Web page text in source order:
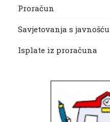
Proračun
Savjetovanja s javnošću
Isplate iz proračuna